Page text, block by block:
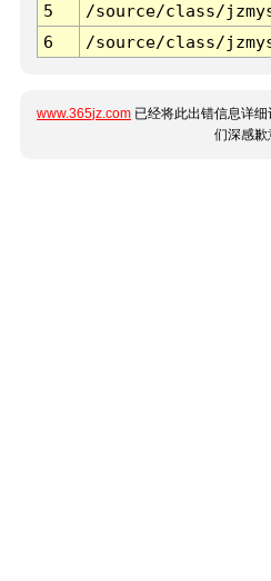
5
/source/class/
6
/source/class/
www.365jz.com 已经将此出错信息详
们深感歉